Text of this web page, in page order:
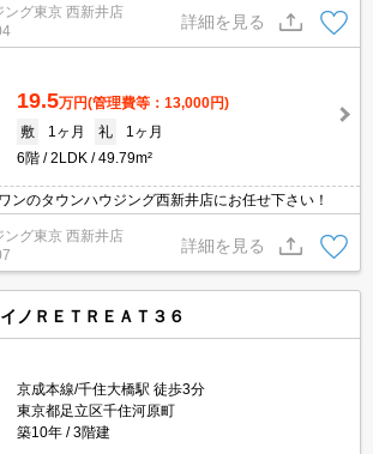
グ東京 西新井店
詳細を見る
19.5万円(管理費等：13,000円)
敷
1ヶ月 礼
1ヶ月
6階
2LDK 49.79m²
ンのタウンハウジング西新井店にお任せ下さい！
グ東京 西新井店
詳細を見る
ノＲＥＴＲＥＡＴ３６
京成本線/千住大橋駅 徒歩3分
東京都足立区千住河原町
築10年
3階建